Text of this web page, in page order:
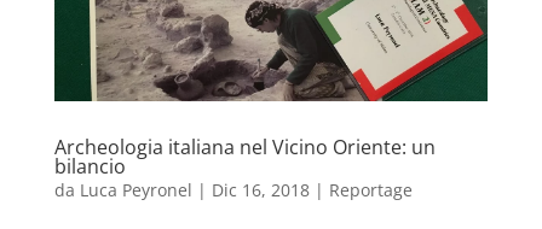
Archeologia italiana nel Vicino Oriente: un
bilancio
da Luca Peyronel | Dic 16, 2018| Reportage